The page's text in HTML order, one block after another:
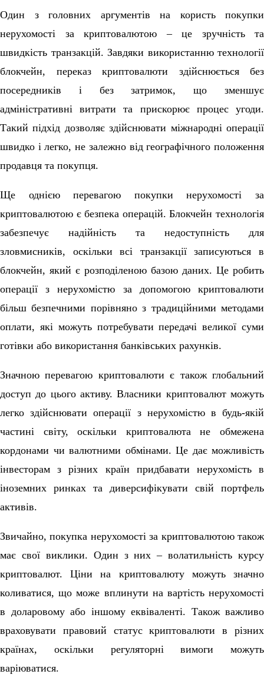
Один з головних аргументів на користь покупки
нерухомості за криптовалютою – це зручність та
швидкість транзакцій. Завдяки використанню технології
блокчейн, переказ криптовалюти здійснюється без
посередників і без затримок, що зменшує
адміністративні витрати та прискорює процес угоди.
Такий підхід дозволяє здійснювати міжнародні операції
швидко і легко, не залежно від географічного положення
продавця та покупця.
Ще однією перевагою покупки нерухомості за
криптовалютою є безпека операцій. Блокчейн технологія
забезпечує надійність та недоступність для
зловмисників, оскільки всі транзакції записуються в
блокчейн, який є розподіленою базою даних. Це робить
операції з нерухомістю за допомогою криптовалюти
більш безпечними порівняно з традиційними методами
оплати, які можуть потребувати передачі великої суми
готівки або використання банківських рахунків.
Значною перевагою криптовалюти є також глобальний
доступ до цього активу. Власники криптовалют можуть
легко здійснювати операції з нерухомістю в будь-якій
частині світу, оскільки криптовалюта не обмежена
кордонами чи валютними обмінами. Це дає можливість
інвесторам з різних країн придбавати нерухомість в
іноземних ринках та диверсифікувати свій портфель
активів.
Звичайно, покупка нерухомості за криптовалютою також
має свої виклики. Один з них – волатильність курсу
криптовалют. Ціни на криптовалюту можуть значно
коливатися, що може вплинути на вартість нерухомості
в доларовому або іншому еквіваленті. Також важливо
враховувати правовий статус криптовалюти в різних
країнах, оскільки регуляторні вимоги можуть
варіюватися.